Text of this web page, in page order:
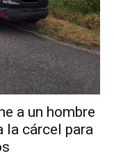
a un hombre
la cárcel para